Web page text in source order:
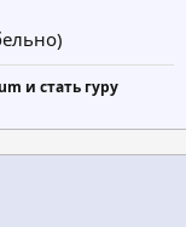
и стать гуру